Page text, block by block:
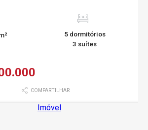
5 dormitórios
3 suítes
COMPARTILHAR